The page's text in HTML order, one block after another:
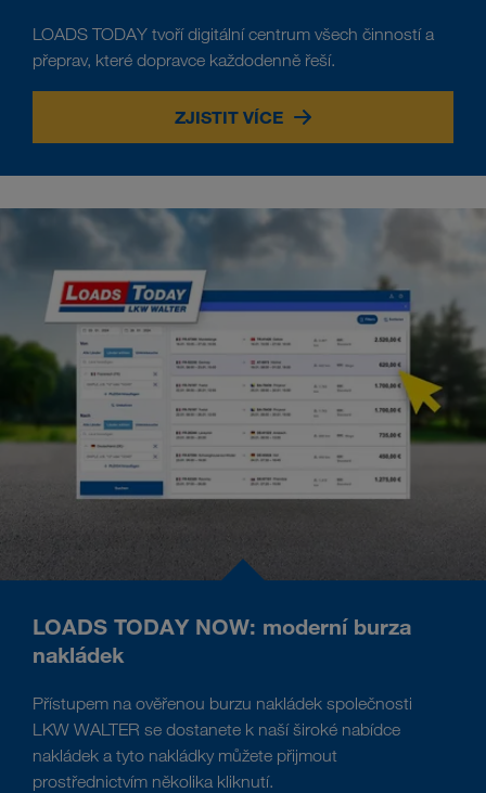
LOADS TODAY tvoří digitální centrum všech činností a
přeprav, které dopravce každodenně řeší.
ZJISTIT VÍCE
LOADS TODAY NOW: moderní burza
nakládek
Přístupem na ověřenou burzu nakládek společnosti
LKW WALTER se dostanete k naší široké nabídce
nakládek a tyto nakládky můžete přijmout
prostřednictvím několika kliknutí.